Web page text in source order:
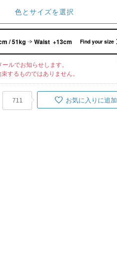
色とサイズを選択
/ 51kg Waist +13cm Find your size
ルでお知らせします。
するものではありません。
711 お気に入りに追加